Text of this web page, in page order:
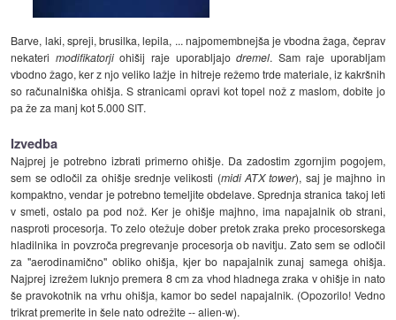
Barve, laki, spreji, brusilka, lepila, ... najpomembnejša je vbodna žaga, čeprav
nekateri modifikatorjiohišij raje uporabljajodremel. Sam raje uporabljam
vbodno žago, ker z njo veliko lažje in hitreje režemo trde materiale, iz kakršnih
so računalniška ohišja. S stranicami opravi kot topel nož z maslom, dobite jo
pa že za manj kot 5.000 SIT.
Izvedba
Najprej je potrebno izbrati primerno ohišje. Da zadostim zgornjim pogojem,
sem se odločil za ohišje srednje velikosti (midi ATX tower), saj je majhno in
kompaktno, vendar je potrebno temeljite obdelave. Sprednja stranica takoj leti
v smeti, ostalo pa pod nož. Ker je ohišje majhno, ima napajalnik ob strani,
nasproti procesorja. To zelo otežuje dober pretok zraka preko procesorskega
hladilnika in povzroča pregrevanje procesorja ob navitju. Zato sem se odločil
za "aerodinamično" obliko ohišja, kjer bo napajalnik zunaj samega ohišja.
Najprej izrežem luknjo premera 8 cm za vhod hladnega zraka v ohišje in nato
še pravokotnik na vrhu ohišja, kamor bo sedel napajalnik. (Opozorilo! Vedno
trikrat premerite in šele nato odrežite -- alien-w).